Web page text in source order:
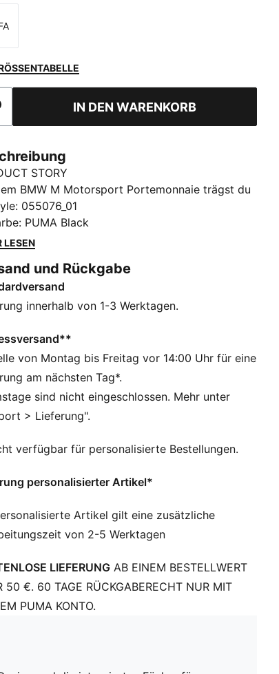
Favoriten hinzufügenIN DEN WARENKORB
STORY
BMW M Motorsport Portemonnaie trägst du
der Rennstrecke jeden Tag bei dir. Das
Design und die integrierten Fächer für
und Bargeld sorgen dafür, dass du alles
+ VORTEILE
aus mindestens 20 % recycelten
für: Lifestyle by PUMA
H 10 cm x B 16 cm x T 1 cm
Design
für Karten und Bargeld
M Motorsport und PUMA Branding-Details
: 055076_01
: PUMA Black
LESEN
und Rückgabe
innerhalb von 1-3 Werktagen.
von Montag bis Freitag vor 14:00 Uhr für eine
am nächsten Tag*.
sind nicht eingeschlossen. Mehr unter
> Lieferung".
verfügbar für personalisierte Bestellungen.
personalisierter Artikel*
Artikel gilt eine zusätzliche
von 2-5 Werktagen
LIEFERUNG AB EINEM BESTELLWERT
50 €. 60 TAGE RÜCKGABERECHT NUR MIT
PUMA KONTO.